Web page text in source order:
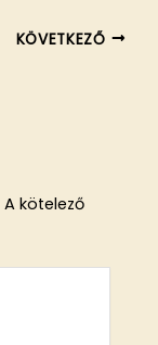
KÖVETKEZŐ
A kötelező